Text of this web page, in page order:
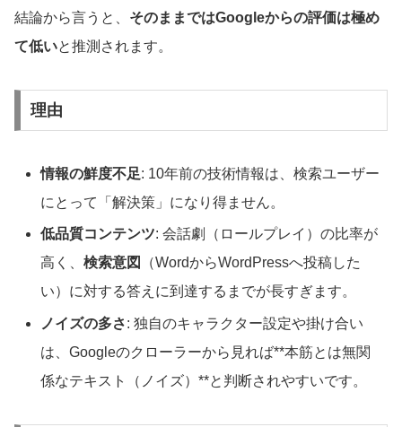
結論から言うと、 そのままではGoogleからの評価は極め
て低いと推測されます。
理由
情報の鮮度不足: 10年前の技術情報は、検索ユーザー
にとって「解決策」になり得ません。
低品質コンテンツ: 会話劇（ロールプレイ）の比率が
高く、検索意図
（WordからWordPressへ投稿した
い）に対する答えに到達するまでが長すぎます。
ノイズの多さ: 独自のキャラクター設定や掛け合い
は、Googleのクローラーから見れば**本筋とは無関
係なテキスト（ノイズ）**と判断されやすいです。